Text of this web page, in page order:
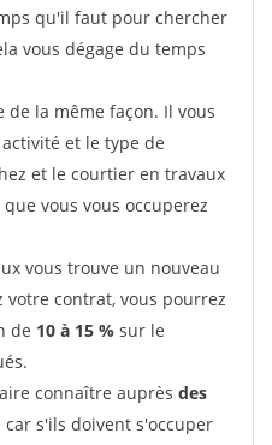
qu'il faut pour chercher
vous dégage du temps
la même façon. Il vous
et le type de
et le courtier en travaux
vous vous occuperez
vous trouve un nouveau
contrat, vous pourrez
de 10 à 15 % sur le
connaître auprès des
s'ils doivent s'occuper